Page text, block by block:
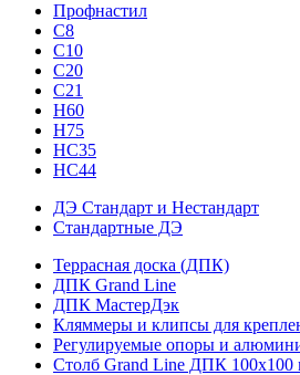
Профнастил
С8
С10
С20
С21
H60
H75
HС35
НС44
ДЭ Стандарт и Нестандарт
Стандартные ДЭ
Террасная доска (ДПК)
ДПК Grand Line
ДПК МастерДэк
Кляммеры и клипсы для
Регулируемые опоры и
Столб Grand Line ДПК 100х100